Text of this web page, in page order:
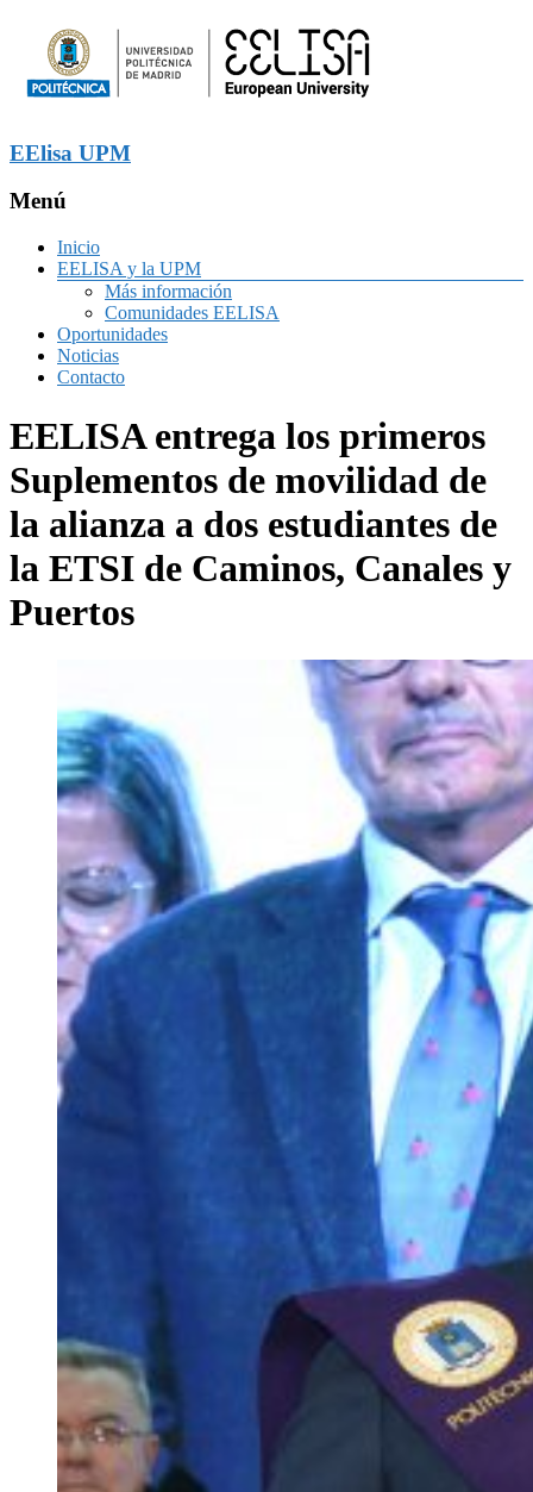
EElisa UPM
Menú
Inicio
EELISA y la UPM
Más información
Comunidades EELISA
Oportunidades
Noticias
Contacto
EELISA entrega los primeros
Suplementos de movilidad de
la alianza a dos estudiantes de
la ETSI de Caminos, Canales y
Puertos